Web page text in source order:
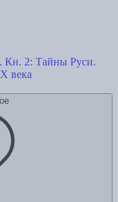
Кн. 2: Тайны Руси.
века